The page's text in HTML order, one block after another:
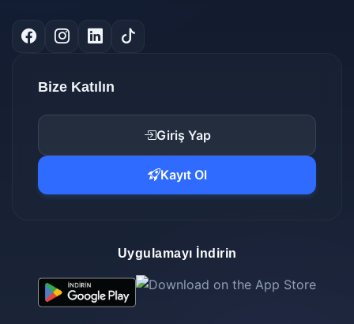
Bize Katılın
Giriş Yap
Kayıt Ol
Uygulamayı İndirin